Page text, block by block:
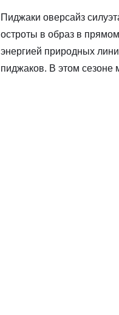
Пиджаки оверсайз
остроты в образ в
энергией природных
пиджаков. В этом сезоне